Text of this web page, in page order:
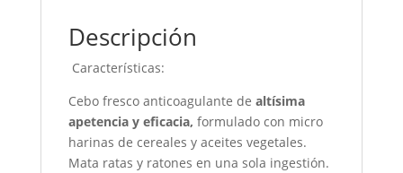
Descripción
Características:
Cebo fresco anticoagulante de altísima
apetencia y eficacia, formulado con micro
harinas de cereales y aceites vegetales.
Mata ratas y ratones en una sola ingestión.